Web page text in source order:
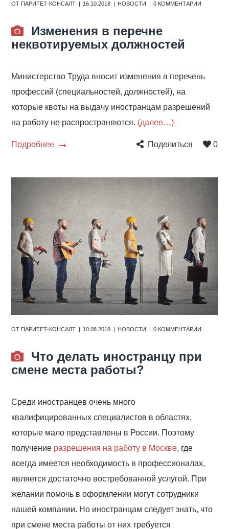
ОТ ПАРИТЕТ-КОНСАЛТ 16.10.2018 НОВОСТИ 0 КОММЕНТАРИИ
Изменения в перечне
неквотируемых должностей
Министерство Труда вносит изменения в перечень
профессий (специальностей, должностей), на
которые квоты на выдачу иностранцам разрешений
на работу не распространяются. (далее…)
Подробнее Поделиться 0
ОТПАРИТЕТ-КОНСАЛТ 10.08.2018 НОВОСТИ 0 КОММЕНТАРИИ
Что делать иностранцу при
смене места работы?
Среди иностранцев очень много
квалифицированных специалистов в областях,
которые мало представлены в России. Поэтому
получение разрешения на работу в Москве, где
всегда имеется необходимость в профессионалах,
является достаточно востребованной услугой. При
желании помочь в оформлении могут сотрудники
нашей компании. Но иностранцам следует знать, что
при смене места работы от них требуется